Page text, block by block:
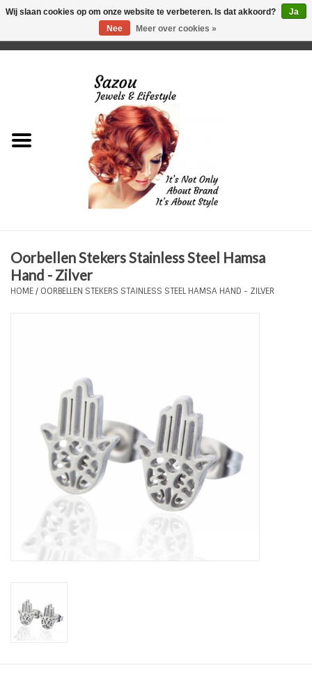
Just for Him
Plus Size Sieraden
Haaraccesoires
Zonnebrillen
ON THE BEACH
Charmin*s
LIFESTYLE PRODUCTEN
Oorbellen Stekers Stainless Steel Hamsa
Hand - Zilver
HOME/ OORBELLEN STEKERS STAINLESS STEEL HAMSA HAND - ZILVER
Wij slaan cookies op om onze website te verbeteren. Is dat akkoord?
Ja
Nee
Meer over cookies »